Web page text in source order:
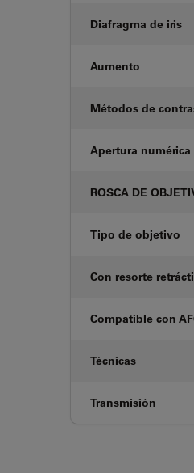
Diafragma de iris
Aumento
Métodos de
Apertura numérica
ROSCA DE
Tipo de objetivo
Con resorte
Compatible con
Técnicas
Transmisión